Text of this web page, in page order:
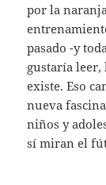
por la
pasado -y
gustaría
existe. Eso
nueva
niños y
sí miran el